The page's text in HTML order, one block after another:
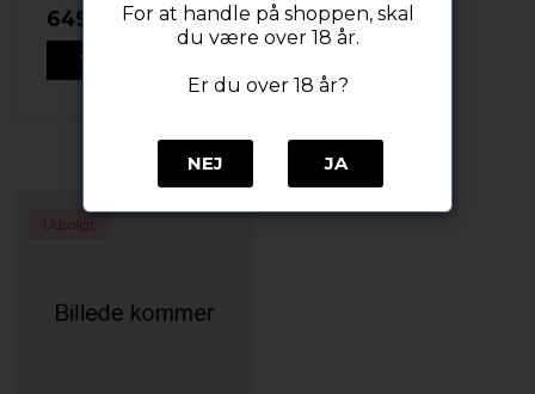
649,00 DKK
VIS PRODUKT
Udsolgt
For at handle på shoppen, skal
du være over 18 år.
Er du over 18 år?
NEJ JA